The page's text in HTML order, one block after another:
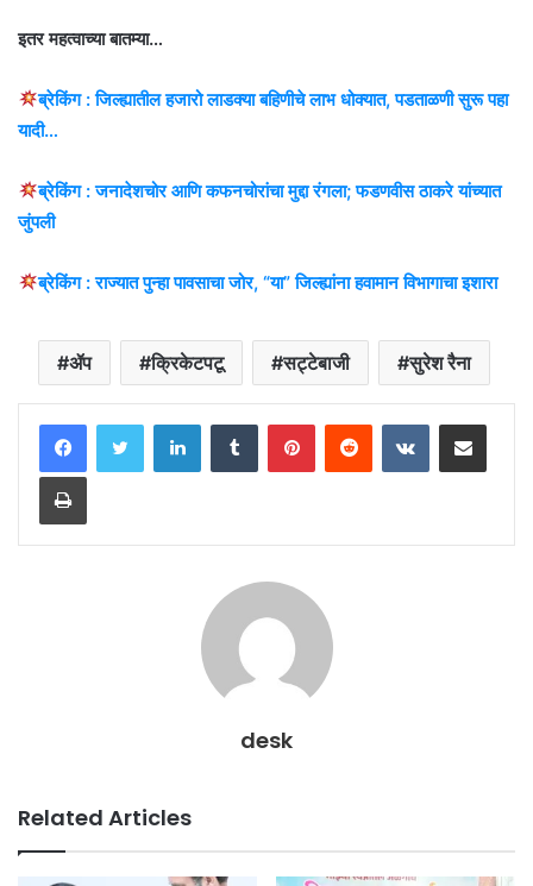
इतर महत्वाच्या बातम्या…
ब्रेकिंग : जिल्ह्यातील हजारो लाडक्या बहिणीचे लाभ धोक्यात, पडताळणी सुरू पहा
यादी…
ब्रेकिंग : जनादेशचोर आणि कफनचोरांचा मुद्दा रंगला; फडणवीस ठाकरे यांच्यात
जुंपली
ब्रेकिंग : राज्यात पुन्हा पावसाचा जोर, “या” जिल्ह्यांना हवामान विभागाचा इशारा
ॲप क्रिकेटपटू सट्टेबाजी सुरेश रैना
LinkedInTumblr PinterestReddit VKontakteShare via Email
Print
desk
Related Articles